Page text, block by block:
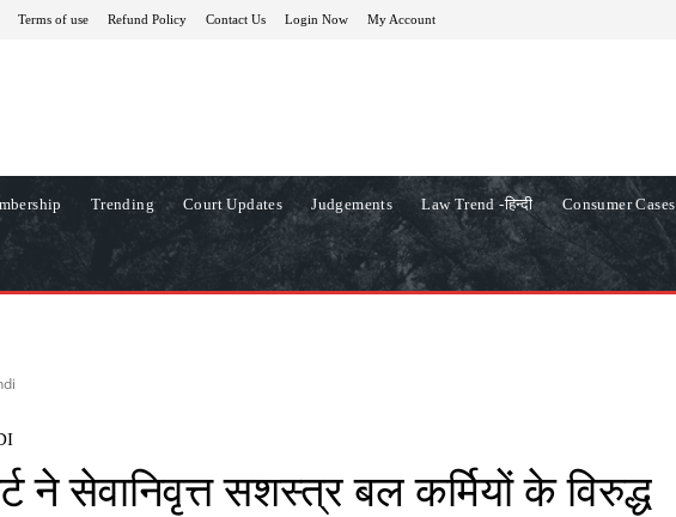
Terms of use Refund Policy Contact Us Login Now My Account
Trending Court Updates Judgements Law Trend -हिन्दी Consumer Cases
ने सेवानिवृत्त सशस्त्र बल कर्मियों के विरुद्ध